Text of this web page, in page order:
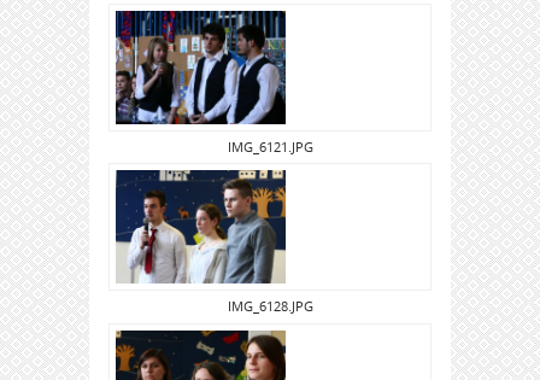
IMG_6121.JPG
IMG_6128.JPG